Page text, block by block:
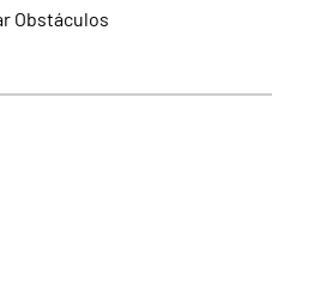
Obstáculos